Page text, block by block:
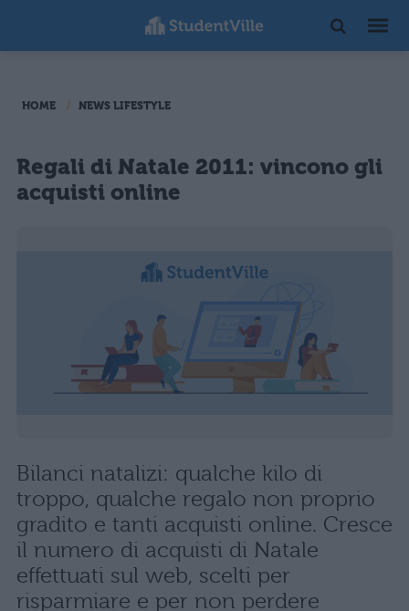
HOME NEWS LIFESTYLE
Regali di Natale 2011: vincono gli
acquisti online
Bilanci natalizi: qualche kilo di
troppo, qualche regalo non proprio
gradito e tanti acquisti online. Cresce
il numero di acquisti di Natale
effettuati sul web, scelti per
risparmiare e per non perdere